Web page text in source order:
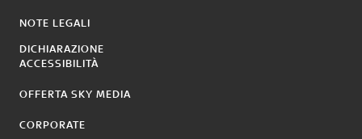
NOTE LEGALI
DICHIARAZIONE
ACCESSIBILITÀ
OFFERTA SKY MEDIA
CORPORATE